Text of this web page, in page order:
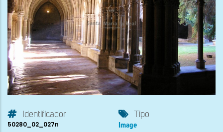
Identificador
50280_02_027n
Tipo
Image